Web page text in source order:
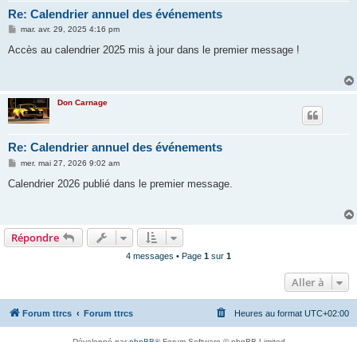
Re: Calendrier annuel des événements
M
s
mar. avr. 29, 2025 4:16 pm
Accès au calendrier 2025 mis à jour dans le premier message !
Don Carnage
Re: Calendrier annuel des événements
M
s
mer. mai 27, 2026 9:02 am
Calendrier 2026 publié dans le premier message.
Répondre
4 messages • Page 1 sur 1
Aller à
Forum ttrcs Forum ttrcs Heures au format UTC+02:00